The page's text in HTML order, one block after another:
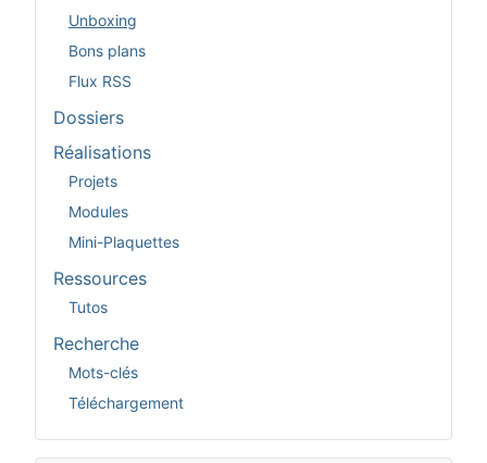
Unboxing
Bons plans
Flux RSS
Dossiers
Réalisations
Projets
Modules
Mini-Plaquettes
Ressources
Tutos
Recherche
Mots-clés
Téléchargement